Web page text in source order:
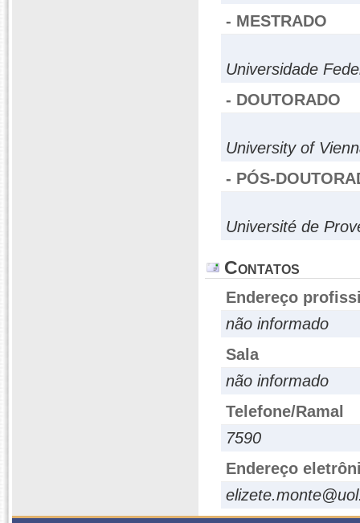
- MESTRADO
Universidade
- DOUTORADO
University of
- PÓS-
Université de
Contatos
Endereço
não informado
Sala
não informado
Telefone/Ramal
7590
Endereço